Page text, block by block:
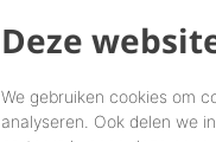
Deze
We gebruiken cookies om
analyseren. Ook delen we